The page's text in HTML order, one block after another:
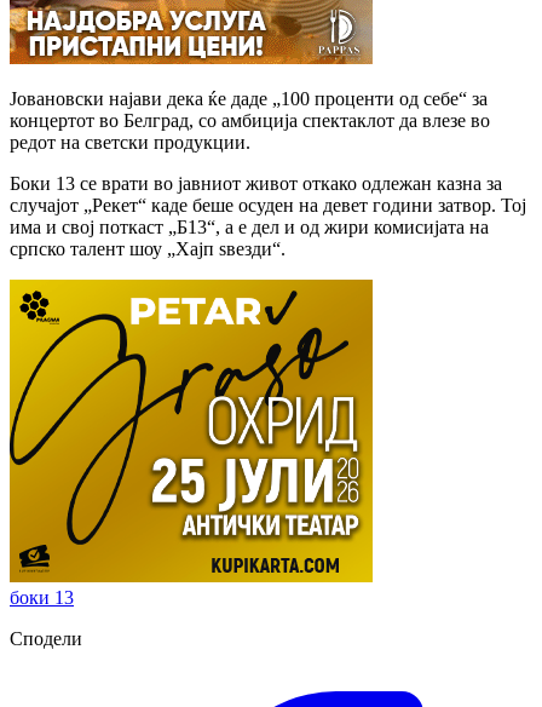
Јовановски најави дека ќе даде „100 проценти од себе“ за
концертот во Белград, со амбиција спектаклот да влезе во
редот на светски продукции.
Боки 13 се врати во јавниот живот откако одлежан казна за
случајот „Рекет“ каде беше осуден на девет години затвор. Тој
има и свој поткаст „Б13“, а е дел и од жири комисијата на
српско талент шоу „Хајп ѕвезди“.
боки 13
Сподели